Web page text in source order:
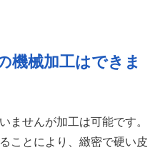
機械加工はできま
ませんが加工は可能です。
ことにより、緻密で硬い皮